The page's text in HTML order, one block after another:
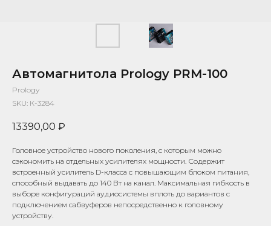
Автомагнитола Prology PRM-100
Prology
SKU: К-3284
13390,00 ₽
Головное устройство нового поколения, с которым можно
сэкономить на отдельных усилителях мощности. Содержит
встроенный усилитель D-класса с повышающим блоком питания,
способный выдавать до 140 Вт на канал. Максимальная гибкость в
выборе конфигураций аудиосистемы вплоть до вариантов с
подключением сабвуферов непосредственно к головному
устройству.